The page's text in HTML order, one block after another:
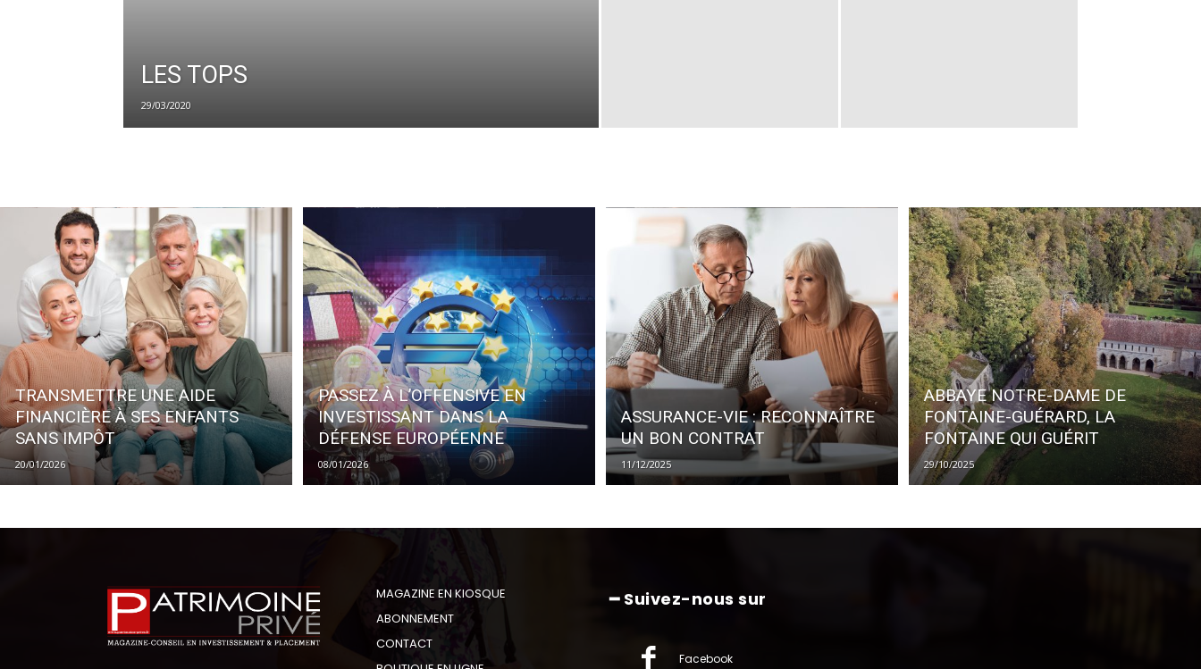
LES TOPS
29/03/2020
TRANSMETTRE UNE AIDE
FINANCIÈRE À SES ENFANTS
SANS IMPÔT
20/01/2026
PASSEZ À L’OFFENSIVE EN
INVESTISSANT DANS LA
DÉFENSE EUROPÉENNE
08/01/2026
ASSURANCE-VIE : RECONNAÎTRE
UN BON CONTRAT
11/12/2025
ABBAYE NOTRE-DAME DE
FONTAINE-GUÉRARD, LA
FONTAINE QUI GUÉRIT
29/10/2025
MAGAZINE EN KIOSQUE
ABONNEMENT
CONTACT
━ Suivez-nous sur
Facebook